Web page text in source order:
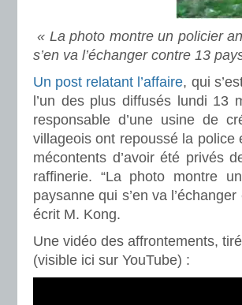
« La photo montre un policier
s’en va l’échanger contre 13
Un post relatant l’affaire, qui
l’un des plus diffusés lundi
responsable d’une usine de
villageois ont repoussé la
mécontents d’avoir été privés
raffinerie. “La photo montre
paysanne qui s’en va
écrit M. Kong.
Une vidéo des affrontements,
(visible ici sur YouTube) :